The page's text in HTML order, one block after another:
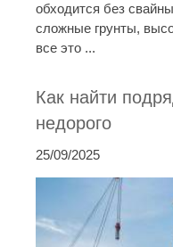
обходится без
сложные грунты,
все это ...
Как найти
недорого
25/09/2025